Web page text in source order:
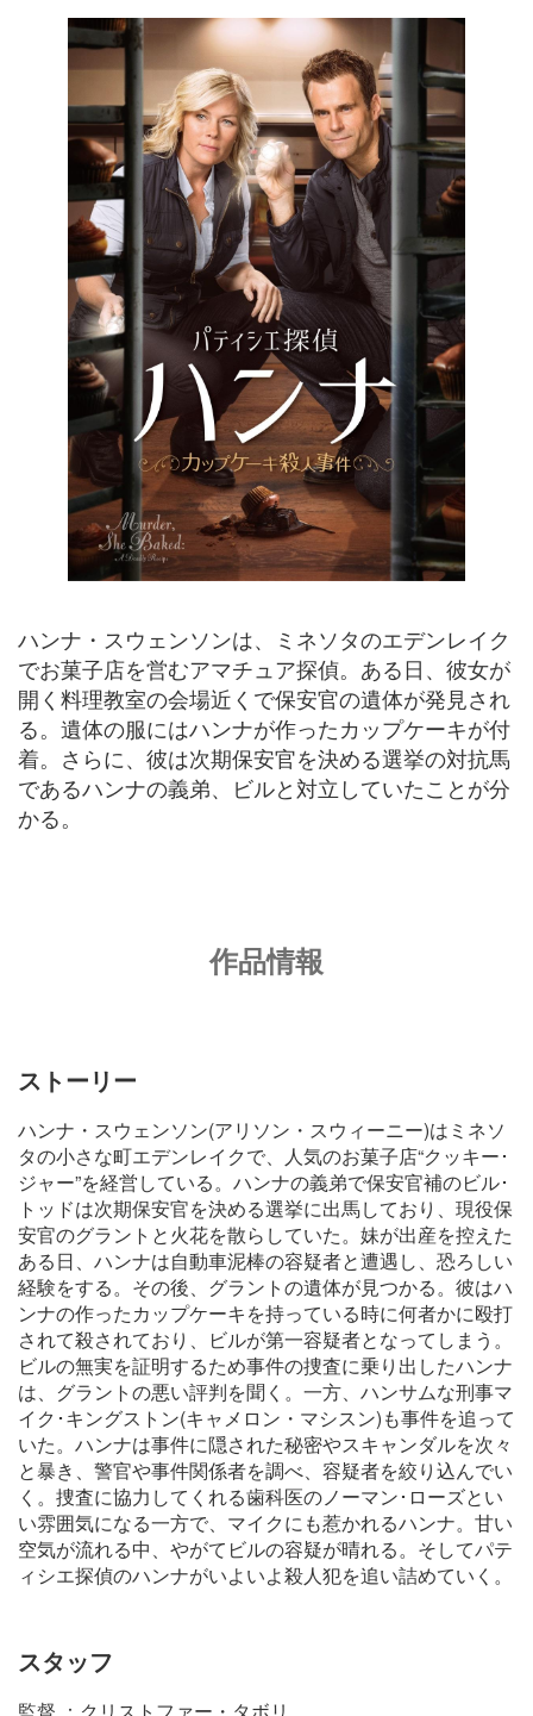
ハンナ・スウェンソンは、ミネソタのエデンレイク
でお菓子店を営むアマチュア探偵。ある日、彼女が
開く料理教室の会場近くで保安官の遺体が発見され
る。遺体の服にはハンナが作ったカップケーキが付
着。さらに、彼は次期保安官を決める選挙の対抗馬
であるハンナの義弟、ビルと対立していたことが分
かる。
作品情報
ストーリー
ハンナ・スウェンソン(アリソン・スウィーニー)はミネソ
タの小さな町エデンレイクで、人気のお菓子店“クッキー･
ジャー”を経営している。ハンナの義弟で保安官補のビル･
トッドは次期保安官を決める選挙に出馬しており、現役保
安官のグラントと火花を散らしていた。妹が出産を控えた
ある日、ハンナは自動車泥棒の容疑者と遭遇し、恐ろしい
経験をする。その後、グラントの遺体が見つかる。彼はハ
ンナの作ったカップケーキを持っている時に何者かに殴打
されて殺されており、ビルが第一容疑者となってしまう。
ビルの無実を証明するため事件の捜査に乗り出したハンナ
は、グラントの悪い評判を聞く。一方、ハンサムな刑事マ
イク･キングストン(キャメロン・マシスン)も事件を追って
いた。ハンナは事件に隠された秘密やスキャンダルを次々
と暴き、警官や事件関係者を調べ、容疑者を絞り込んでい
く。捜査に協力してくれる歯科医のノーマン･ローズとい
い雰囲気になる一方で、マイクにも惹かれるハンナ。甘い
空気が流れる中、やがてビルの容疑が晴れる。そしてパテ
ィシエ探偵のハンナがいよいよ殺人犯を追い詰めていく。
スタッフ